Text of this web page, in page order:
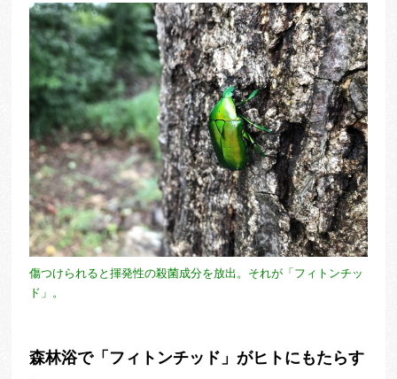
傷つけられると揮発性の殺菌成分を放出。それが「フィトンチッ
ド」。
森林浴で「フィトンチッド」がヒトにもたらす